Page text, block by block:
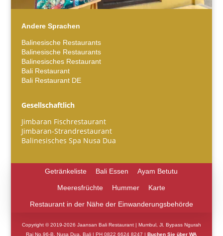
Andere Sprachen
Balinesische Restaurants
Balinesische Restaurants
Balinesisches Restaurant
Bali Restaurant
Bali Restaurant DE
Gesellschaftlich
Jimbaran Fischrestaurant
Jimbaran-Strandrestaurant
Balinesisches Spa Nusa Dua
Getränkeliste Bali Essen Ayam Betutu
Meeresfrüchte Hummer Karte
Restaurant in der Nähe der Einwanderungsbehörde
Copyright © 2019-2026 Jaansan Bali Restaurant | Mumbul, Jl. Bypass Ngurah
Rai No.96-B, Nusa Dua, Bali | PH 0822 6624 8247 |Buchen Sie über WA
简体中文
Bahasa Indonesia